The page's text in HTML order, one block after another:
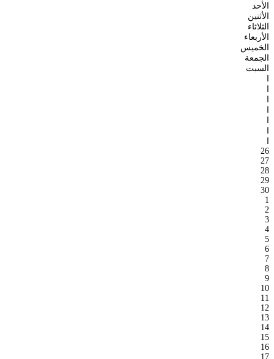
الأحد
الأثنين
الثلاثاء
الأربعاء
الخميس
الجمعة
السبت
ا
ا
ا
ا
ا
ا
ا
26
27
28
29
30
1
2
3
4
5
6
7
8
9
10
11
12
13
14
15
16
17